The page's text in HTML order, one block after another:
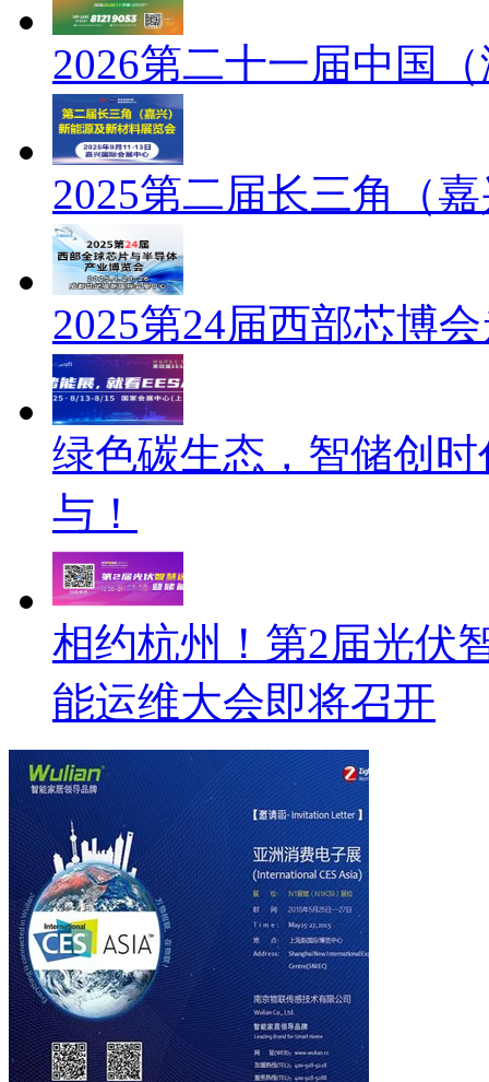
2026第二十一届中国
2025第二届长三角（
2025第24届西部芯博
绿色碳生态，智储创
与！
相约杭州！第2届光伏
能运维大会即将召开